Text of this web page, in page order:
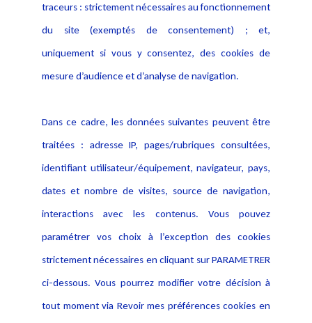
Déclaration d'accessibilité
Notice Légale
Politique de protection des
données
Publications
traceurs : strictement nécessaires au fonctionnement
du site (exemptés de consentement) ; et,
uniquement si vous y consentez, des cookies de
mesure d’audience et d’analyse de navigation.
Dans ce cadre, les données suivantes peuvent être
traitées : adresse IP, pages/rubriques consultées,
identifiant utilisateur/équipement, navigateur, pays,
dates et nombre de visites, source de navigation,
interactions avec les contenus. Vous pouvez
paramétrer vos choix à l’exception des cookies
strictement nécessaires en cliquant sur PARAMETRER
ci-dessous. Vous pourrez modifier votre décision à
tout moment via Revoir mes préférences cookies en